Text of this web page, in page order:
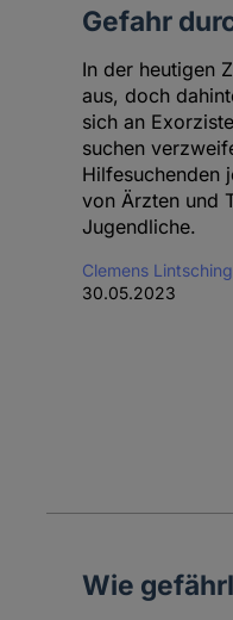
Gefahr
In der heutigen
aus, doch
sich an
suchen
Hilfesuchenden
von Ärzten und
Jugendliche.
Clemens
30.05.2023
Wie